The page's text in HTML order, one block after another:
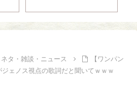
タ・雑談・ニュース
【ワンパン
ェノス視点の歌詞だと聞いてｗｗｗ